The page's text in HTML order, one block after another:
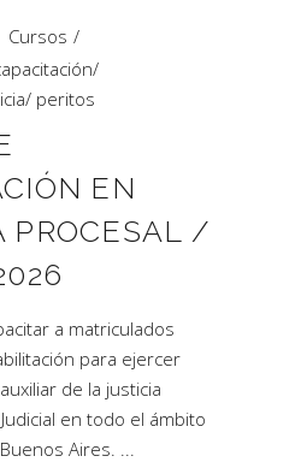
Cursos
/
/ peritos
EN
PROCESAL /
a matriculados
para ejercer
de la justicia
en todo el ámbito
Aires.